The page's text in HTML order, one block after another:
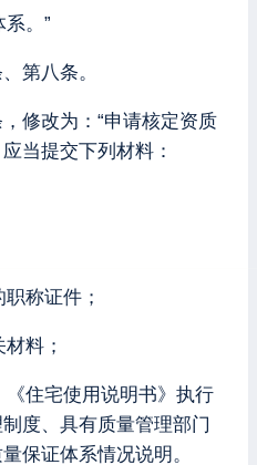
。”
第八条。
修改为：“申请核定资质
当提交下列材料：
称证件；
料；
《住宅使用说明书》执行
度、具有质量管理部门
保证体系情况说明。